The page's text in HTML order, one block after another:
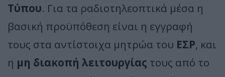
Τύπου. Για τα ραδιοτηλεοπτικά μέσα η
βασική προϋπόθεση είναι η εγγραφή
τους στα αντίστοιχα μητρώα του ΕΣΡ, και
η μη διακοπή λειτουργίας τους από το